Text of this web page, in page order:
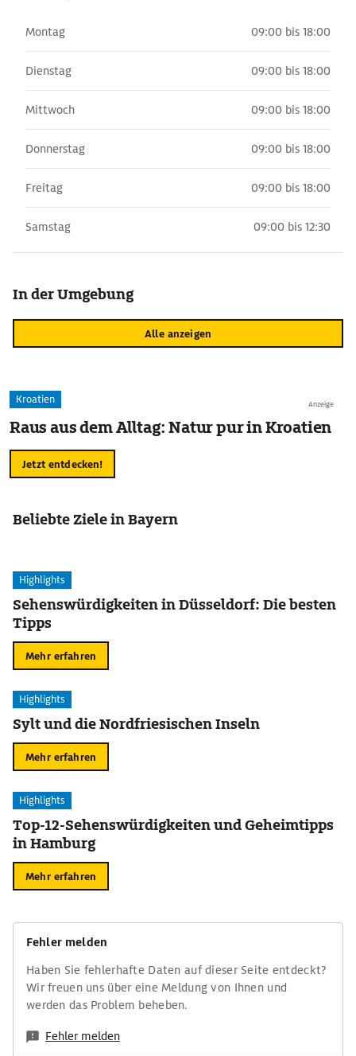
Montag 09:00 bis 18:00
Dienstag 09:00 bis 18:00
Mittwoch 09:00 bis 18:00
Donnerstag 09:00 bis 18:00
Freitag 09:00 bis 18:00
Samstag 09:00 bis 12:30
In der Umgebung
Alle anzeigen
Anzeige
Kroatien
Raus aus dem Alltag: Natur pur in Kroatien
Jetzt entdecken!
Beliebte Ziele in Bayern
Highlights
Sehenswürdigkeiten in Düsseldorf: Die besten
Tipps
Mehr erfahren
Highlights
Sylt und die Nordfriesischen Inseln
Mehr erfahren
Highlights
Top-12-Sehenswürdigkeiten und Geheimtipps
in Hamburg
Mehr erfahren
Fehler melden
Haben Sie fehlerhafte Daten auf dieser Seite entdeckt?
Wir freuen uns über eine Meldung von Ihnen und
werden das Problem beheben.
Fehler melden